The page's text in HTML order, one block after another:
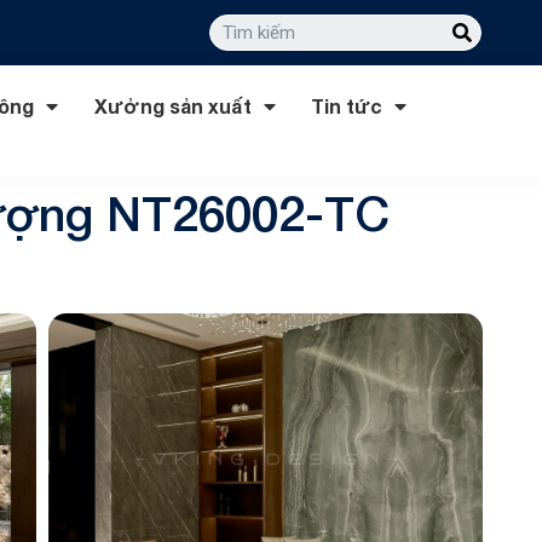
Xưởng sản xuất
Tin tức
NT26002-TC